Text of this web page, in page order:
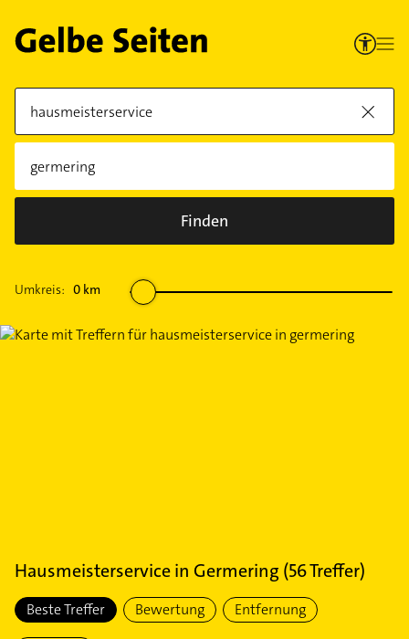
Finden
Umkreis: 0 km
Hausmeisterservicein Germering (56Treffer)
Beste Treffer Bewertung Entfernung